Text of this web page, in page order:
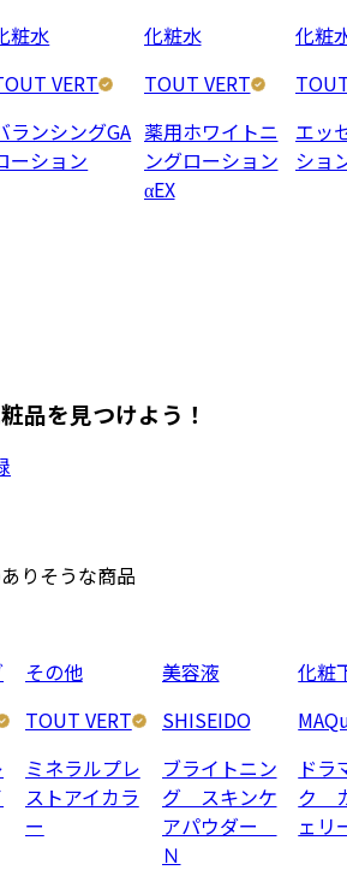
粧水
VERT
ランシングGA
ーション
化粧水
TOUT VERT
薬用ホワイトニ
ングローション
αEX
化粧
エッ
ショ
品を見つけよう！
りそうな商品
その他
TOUT VERT
ミネラルプレ
ストアイカラ
ー
美容液
SHISEIDO
ブライトニン
グ スキンケ
アパウダー
Ｎ
化粧
ドラ
ク
ェ